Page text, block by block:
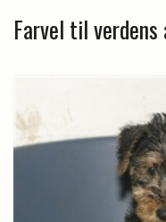
Farvel til